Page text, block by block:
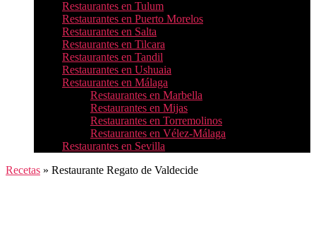
Restaurantes en Tulum
Restaurantes en Puerto Morelos
Restaurantes en Salta
Restaurantes en Tilcara
Restaurantes en Tandil
Restaurantes en Ushuaia
Restaurantes en Málaga
Restaurantes en Marbella
Restaurantes en Mijas
Restaurantes en Torremolinos
Restaurantes en Vélez-Málaga
Restaurantes en Sevilla
Recetas » Restaurante Regato de Valdecide